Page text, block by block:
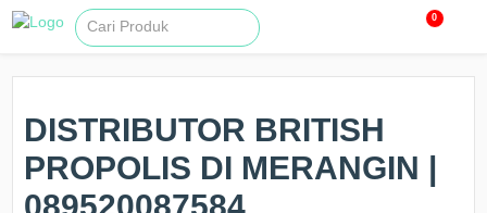
0
DISTRIBUTOR BRITISH
PROPOLIS DI MERANGIN |